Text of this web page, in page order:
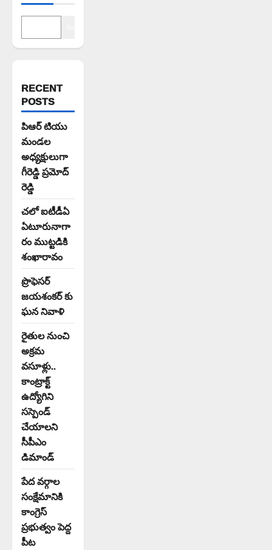
RECENT
POSTS
పిఆర్ టియు
మండల
అధ్యక్షులుగా
గీరెడ్డి ప్రమోద్
రెడ్డి
చలో ఐటీడీఏ
ఏటూరునాగా
రం ముట్టడికి
శంఖారావం
ప్రొఫెసర్
జయశంకర్ కు
ఘన నివాళి
రైతుల నుంచి
అక్రమ
వసూళ్లు..
కాంట్రాక్ట్
ఉద్యోగిని
సస్పెండ్
చేయాలని
సీపీఎం
డిమాండ్
పేద వర్గాల
సంక్షేమానికి
కాంగ్రెస్
ప్రభుత్వం పెద్ద
పీట